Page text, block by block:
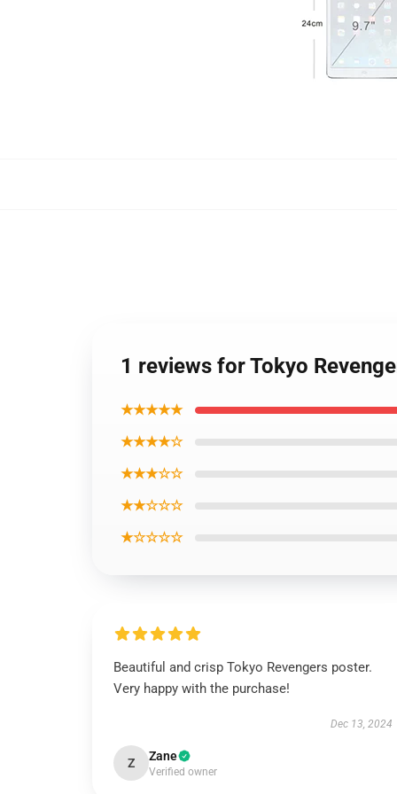
1 reviews for Tokyo
★★★★★
★★★★☆
★★★☆☆
★★☆☆☆
★☆☆☆☆
Beautiful and crisp Tokyo Revengers poster.
Very happy with the purchase!
Dec 13, 2024
Z Zane
Verified owner